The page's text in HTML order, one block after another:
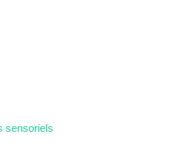
sensoriels